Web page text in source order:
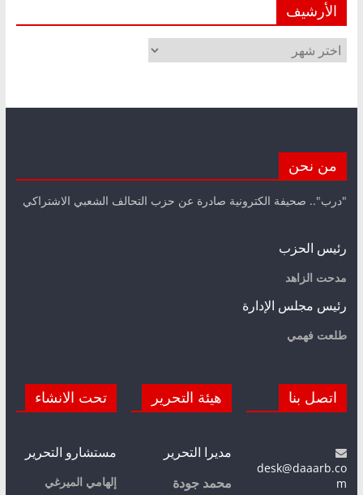
الأرشيف
الأرشيف
من نحن
"درب".. صحيفة الكترونية صادرة عن حزب التحالف الشعبي الاشتراكي
رئيس الحزب
مدحت الزاهد
رئيس مجلس الإدارة
طلعت فهمي
اتصل بنا
desk@daaarb.co
m
هيئة التحرير
مديرا التحرير
محمد جودة
تحت الانشاء
مستشارو التحرير
إلهامي الميرغي